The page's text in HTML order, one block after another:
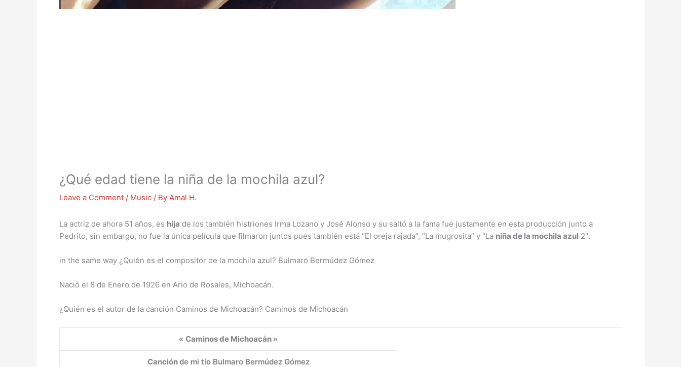
¿Qué edad tiene la niña de la mochila azul?
Leave a Comment / Music / By Amal H.
La actriz de ahora 51 años, es hija de los también histriones Irma Lozano y José Alonso y su saltó a la fama fue justamente en esta producción junto a
Pedrito, sin embargo, no fue la única película que filmaron juntos pues también está “El oreja rajada”, “La mugrosita” y “La niña de la mochila azul 2″.
in the same way ¿Quién es el compositor de la mochila azul? Bulmaro Bermúdez Gómez
Nació el 8 de Enero de 1926 en Ario de Rosales, Michoacán.
¿Quién es el autor de la canción Caminos de Michoacán? Caminos de Michoacán
« Caminos de Michoacán »
Canciónde mi tío Bulmaro Bermúdez Gómez